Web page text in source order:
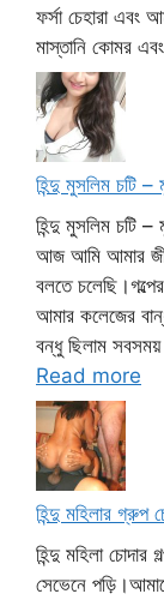
ফর্সা চেহারা
মাস্তানি কোমর
হিন্দু মুসলিম চটি
হিন্দু মুসলিম চটি
আজ আমি আমার
বলতে
আমার কলেজের
বন্ধু ছিলাম
Read more
হিন্দু মহিলার গ্রুপ
হিন্দু মহিলা
সেভেনে